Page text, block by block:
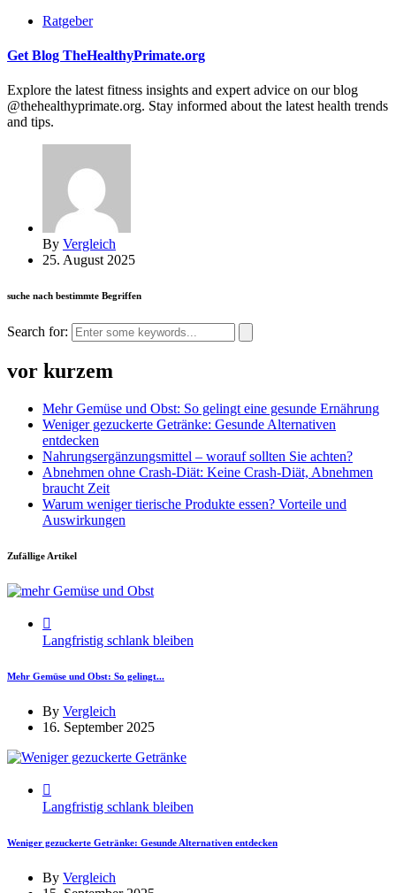
Ratgeber
Get Blog TheHealthyPrimate.org
Explore the latest fitness insights and expert advice on our blog
@thehealthyprimate.org. Stay informed about the latest health trends
and tips.
By Vergleich
25. August 2025
suche nach bestimmte Begriffen
Search for:
vor kurzem
Mehr Gemüse und Obst: So gelingt eine gesunde Ernährung
Weniger gezuckerte Getränke: Gesunde Alternativen
entdecken
Nahrungsergänzungsmittel – worauf sollten Sie achten?
Abnehmen ohne Crash-Diät: Keine Crash-Diät, Abnehmen
braucht Zeit
Warum weniger tierische Produkte essen? Vorteile und
Auswirkungen
Zufällige Artikel
Langfristig schlank bleiben
Mehr Gemüse und Obst: So gelingt...
By Vergleich
16. September 2025
Langfristig schlank bleiben
Weniger gezuckerte Getränke: Gesunde Alternativen entdecken
By Vergleich